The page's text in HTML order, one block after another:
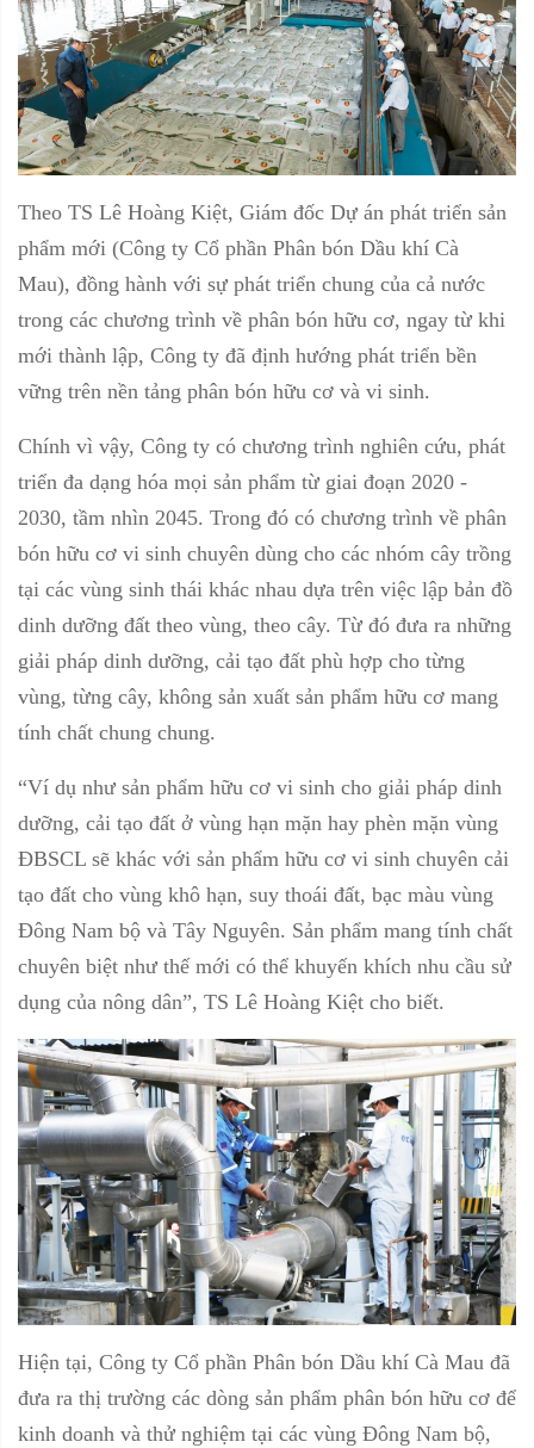
Theo TS Lê Hoàng Kiệt, Giám đốc Dự án phát triển sản
phẩm mới (Công ty Cổ phần Phân bón Dầu khí Cà
Mau), đồng hành với sự phát triển chung của cả nước
trong các chương trình về phân bón hữu cơ, ngay từ khi
mới thành lập, Công ty đã định hướng phát triển bền
vững trên nền tảng phân bón hữu cơ và vi sinh.
Chính vì vậy, Công ty có chương trình nghiên cứu, phát
triển đa dạng hóa mọi sản phẩm từ giai đoạn 2020 -
2030, tầm nhìn 2045. Trong đó có chương trình về phân
bón hữu cơ vi sinh chuyên dùng cho các nhóm cây trồng
tại các vùng sinh thái khác nhau dựa trên việc lập bản đồ
dinh dưỡng đất theo vùng, theo cây. Từ đó đưa ra những
giải pháp dinh dưỡng, cải tạo đất phù hợp cho từng
vùng, từng cây, không sản xuất sản phẩm hữu cơ mang
tính chất chung chung.
“Ví dụ như sản phẩm hữu cơ vi sinh cho giải pháp dinh
dưỡng, cải tạo đất ở vùng hạn mặn hay phèn mặn vùng
ĐBSCL sẽ khác với sản phẩm hữu cơ vi sinh chuyên cải
tạo đất cho vùng khô hạn, suy thoái đất, bạc màu vùng
Đông Nam bộ và Tây Nguyên. Sản phẩm mang tính chất
chuyên biệt như thế mới có thể khuyến khích nhu cầu sử
dụng của nông dân”, TS Lê Hoàng Kiệt cho biết.
Hiện tại, Công ty Cổ phần Phân bón Dầu khí Cà Mau đã
đưa ra thị trường các dòng sản phẩm phân bón hữu cơ để
kinh doanh và thử nghiệm tại các vùng Đông Nam bộ,